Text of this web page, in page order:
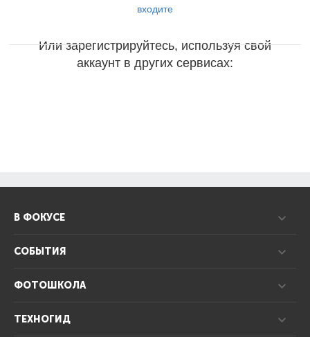
входите
Или зарегистрируйтесь, используя свой
аккаунт в других сервисах:
В ФОКУСЕ
СОБЫТИЯ
ФОТОШКОЛА
ТЕХНОГИД